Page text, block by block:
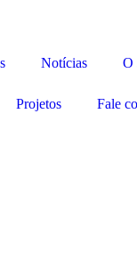
Notícias O
Projetos Fale